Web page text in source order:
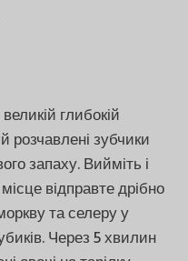
глибокій
розчавлені зубчики
запаху. Вийміть і
відправте дрібно
та селеру у
Через 5 хвилин